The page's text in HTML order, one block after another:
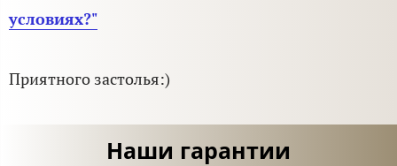
условиях?"
Приятного застолья:)
Наши гарантии